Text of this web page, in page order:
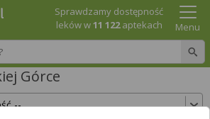
Sprawdzamy dostępność
leków w11 122aptekach Menu
Górce